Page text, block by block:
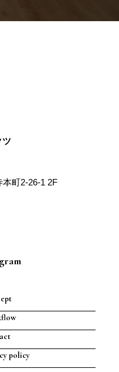
ツ
町2-26-1 2F
policy